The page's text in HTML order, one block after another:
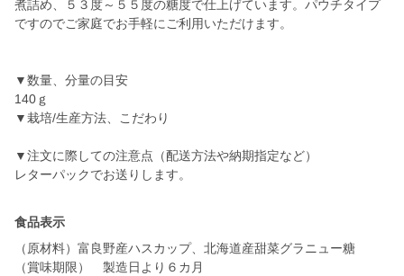
煮詰め、５３度～５５度の糖度で仕上げています。パウチタイプ
ですのでご家庭でお手軽にご利用いただけます。
▼数量、分量の目安
140ｇ
▼栽培/生産方法、こだわり
▼注文に際しての注意点（配送方法や納期指定など）
レターパックでお送りします。
食品表示
（原材料）富良野産ハスカップ、北海道産甜菜グラニュー糖
（賞味期限） 製造日より６カ月